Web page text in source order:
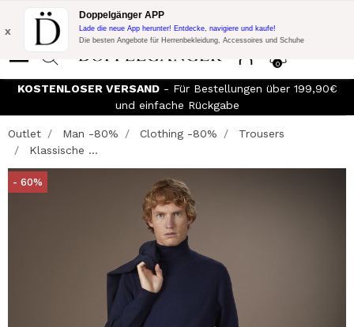
Blitzangebot:
10% Extra-Rabatt auf 300€ Einkauf mit Code:
DOPPEL300
0
x
Doppelgänger APP
Lade die neue App herunter! Entdecke, navigiere und kaufe!
Die besten Angebote für Herrenbekleidung, Accessoires und Schuhe
KOSTENLOSER VERSAND- Für Bestellungen über 199,90€
und einfache Rückgabe
Outlet Man -80% Clothing -80%
Trousers
Klassische ...
- 60%